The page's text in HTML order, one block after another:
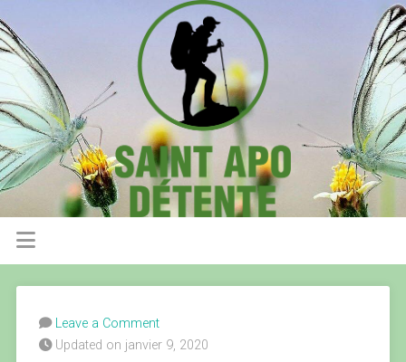
Leave a Comment
Updated on janvier 9, 2020